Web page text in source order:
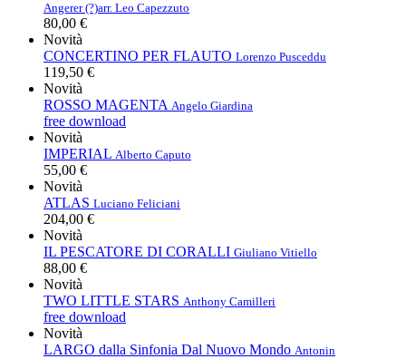
Angerer (?)arr. Leo Capezzuto
80,00 €
Novità
CONCERTINO PER FLAUTO Lorenzo Pusceddu
119,50 €
Novità
ROSSO MAGENTA Angelo Giardina
free download
Novità
IMPERIAL Alberto Caputo
55,00 €
Novità
ATLAS Luciano Feliciani
204,00 €
Novità
IL PESCATORE DI CORALLI Giuliano Vitiello
88,00 €
Novità
TWO LITTLE STARS Anthony Camilleri
free download
Novità
LARGO dalla Sinfonia Dal Nuovo Mondo Antonin